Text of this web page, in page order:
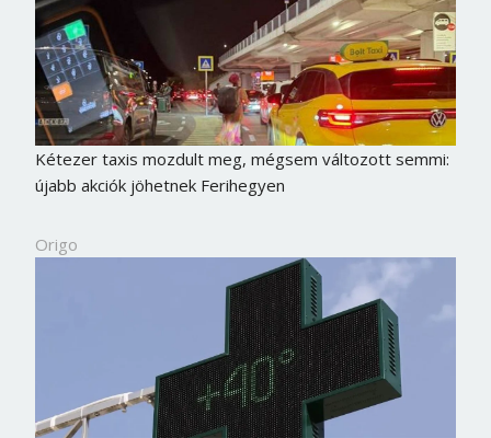
Kétezer taxis mozdult meg, mégsem változott semmi:
újabb akciók jöhetnek Ferihegyen
Origo